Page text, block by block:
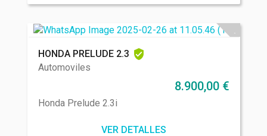
HONDA PRELUDE 2.3
Automoviles
8.900,00 €
Honda Prelude 2.3i
VER DETALLES